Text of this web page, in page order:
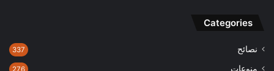
Categories
نصائح 337
منوعات 276